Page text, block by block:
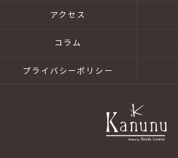
アクセス
コラム
プライバシーポリシー